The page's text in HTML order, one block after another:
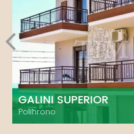
GALINI SUPERIOR
Polihrono